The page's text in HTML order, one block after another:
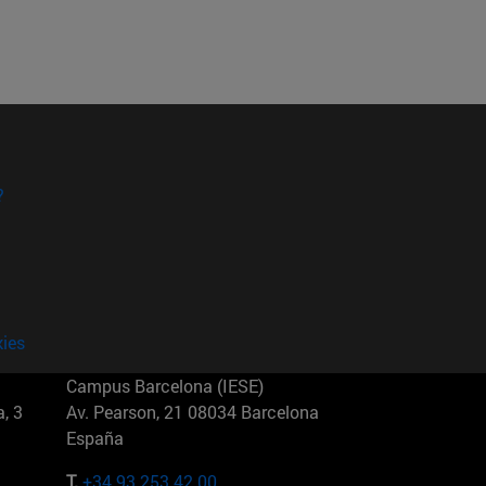
3
Campus Barcelona (IESE)
Av. Pearson, 21 08034 Barcelona
España
T. +34 93 253 42 00